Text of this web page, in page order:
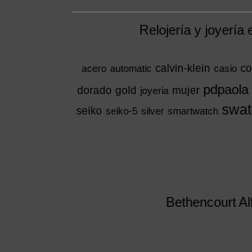
Relojería y joyería
acero automatic calvin-klein casio
dorado gold joyeria mujer pdpaola
seiko seiko-5 silver smartwatch
Bethencourt